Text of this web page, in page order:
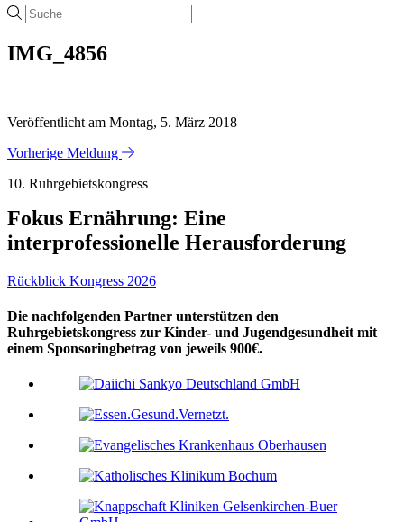
IMG_4856
Veröffentlicht am Montag, 5. März 2018
Vorherige Meldung
10. Ruhrgebietskongress
Fokus Ernährung: Eine
interprofessionelle Herausforderung
Rückblick Kongress 2026
Die nachfolgenden Partner unterstützen den
Ruhrgebietskongress zur Kinder- und Jugendgesundheit mit
einem Sponsoringbetrag von jeweils 900€.